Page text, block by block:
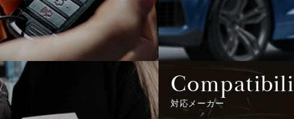
対応メーカー